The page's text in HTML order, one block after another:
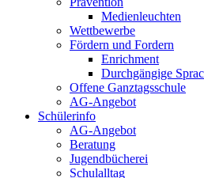
Medienleuchten
Wettbewerbe
Fördern und Fordern
Enrichment
Durchgängige
Offene Ganztagsschule
AG-Angebot
Schülerinfo
AG-Angebot
Beratung
Jugendbücherei
Schulalltag